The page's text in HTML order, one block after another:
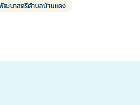
ฒนาสตรีตำบลบ้านแดง